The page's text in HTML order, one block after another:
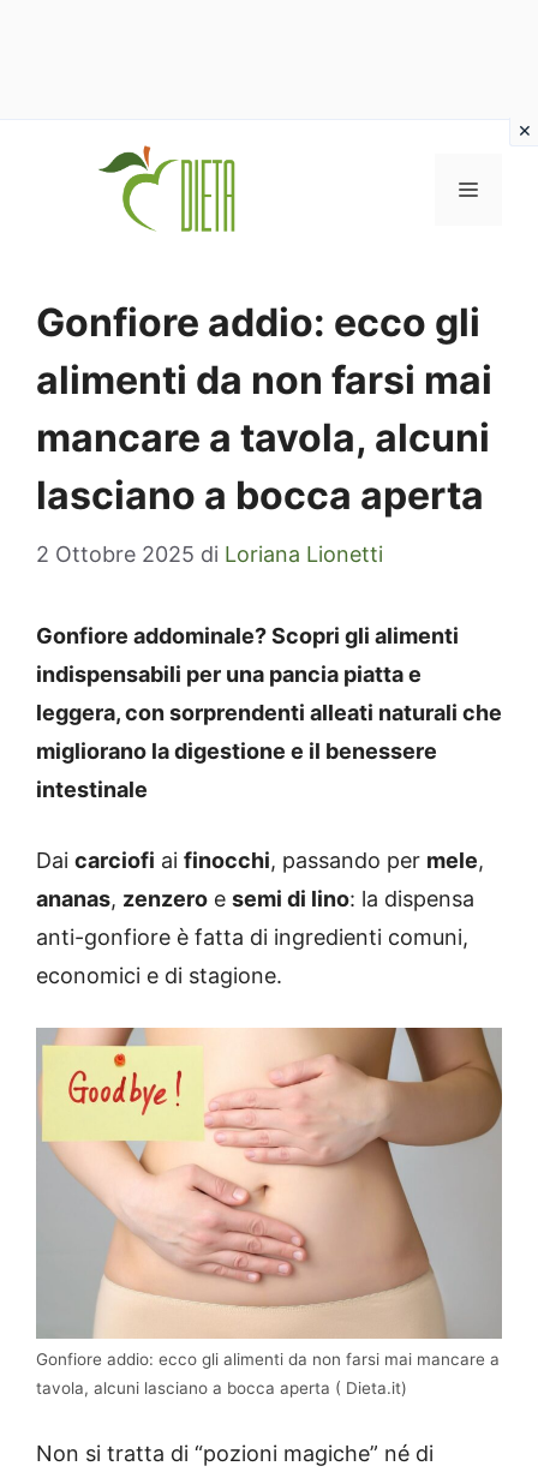
MENU
Gonfiore addio: ecco gli
alimenti da non farsi mai
mancare a tavola, alcuni
lasciano a bocca aperta
2 Ottobre 2025 di Loriana Lionetti
Gonfiore addominale? Scopri gli alimenti
indispensabili per una pancia piatta e
leggera, con sorprendenti alleati naturali che
migliorano la digestione e il benessere
intestinale
Dai carciofi ai finocchi, passando per mele,
ananas, zenzero e semi di lino: la dispensa
anti-gonfiore è fatta di ingredienti comuni,
economici e di stagione.
Gonfiore addio: ecco gli alimenti da non farsi mai mancare a
tavola, alcuni lasciano a bocca aperta ( Dieta.it)
Non si tratta di “pozioni magiche” né di